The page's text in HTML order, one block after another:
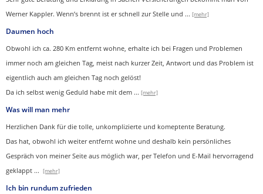
Werner Kappler. Wenn’s brennt ist er schnell zur Stelle und ... [mehr]
Daumen hoch
Obwohl ich ca. 280 Km entfernt wohne, erhalte ich bei Fragen und Problemen
immer noch am gleichen Tag, meist nach kurzer Zeit, Antwort und das Problem ist
eigentlich auch am gleichen Tag noch gelöst!
Da ich selbst wenig Geduld habe mit dem ... [mehr]
Was will man mehr
Herzlichen Dank für die tolle, unkomplizierte und komeptente Beratung.
Das hat, obwohl ich weiter entfernt wohne und deshalb kein persönliches
Gespräch von meiner Seite aus möglich war, per Telefon und E-Mail hervorragend
geklappt ... [mehr]
Ich bin rundum zufrieden